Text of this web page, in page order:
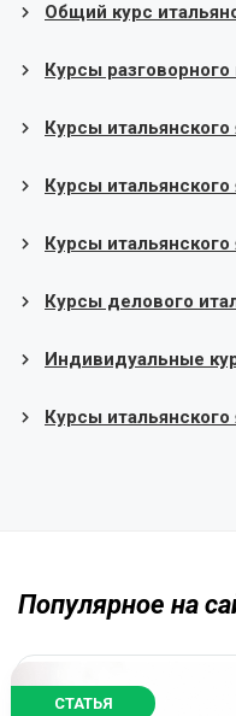
Общий курс
Курсы разговорного
Курсы
Курсы
Курсы
Курсы делового
Индивидуальные
Курсы
Популярное на
СТАТЬЯ